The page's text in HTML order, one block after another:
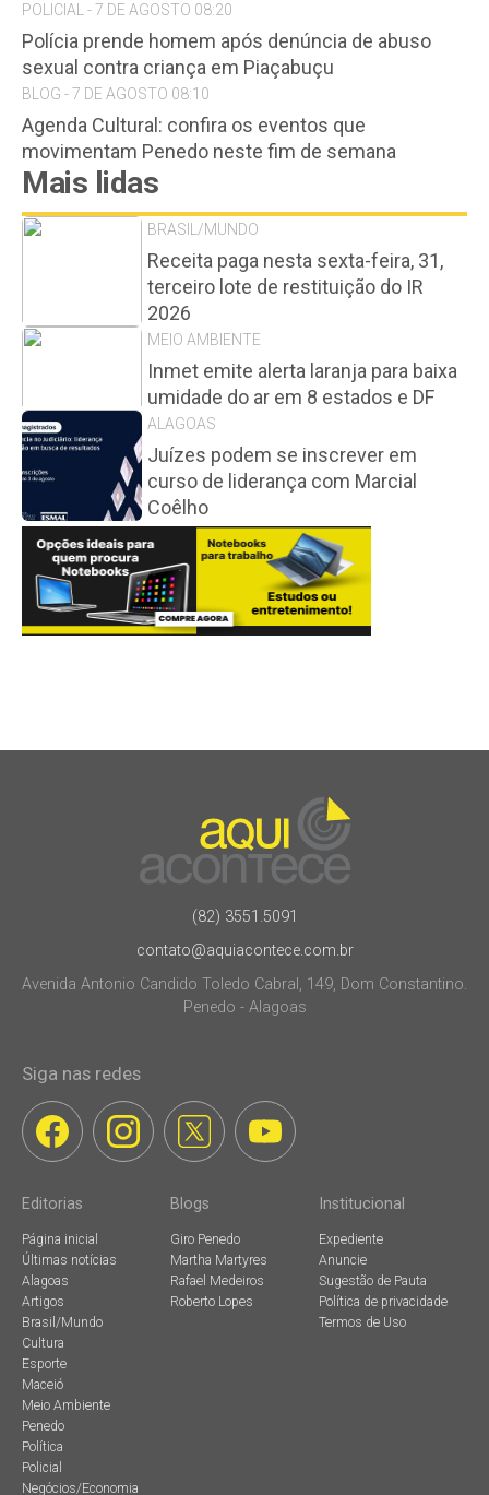
POLICIAL - 7 DE AGOSTO 08:20
Polícia prende homem após denúncia de abuso
sexual contra criança em Piaçabuçu
BLOG - 7 DE AGOSTO 08:10
Agenda Cultural: confira os eventos que
movimentam Penedo neste fim de semana
Mais lidas
BRASIL/MUNDO
Receita paga nesta sexta-feira, 31,
terceiro lote de restituição do IR
2026
MEIO AMBIENTE
Inmet emite alerta laranja para baixa
umidade do ar em 8 estados e DF
ALAGOAS
Juízes podem se inscrever em
curso de liderança com Marcial
Coêlho
(82) 3551.5091
contato@aquiacontece.com.br
Avenida Antonio Candido Toledo Cabral, 149, Dom Constantino.
Penedo - Alagoas
Siga nas redes
Editorias
Página inicial
Últimas notícias
Alagoas
Artigos
Brasil/Mundo
Cultura
Esporte
Maceió
Meio Ambiente
Penedo
Política
Policial
Negócios/Economia
Blogs
Giro Penedo
Martha Martyres
Rafael Medeiros
Roberto Lopes
Institucional
Expediente
Anuncie
Sugestão de Pauta
Política de privacidade
Termos de Uso